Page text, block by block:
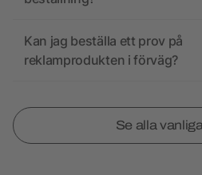
Kan jag beställa ett prov på
reklamprodukten i förväg?
Se alla